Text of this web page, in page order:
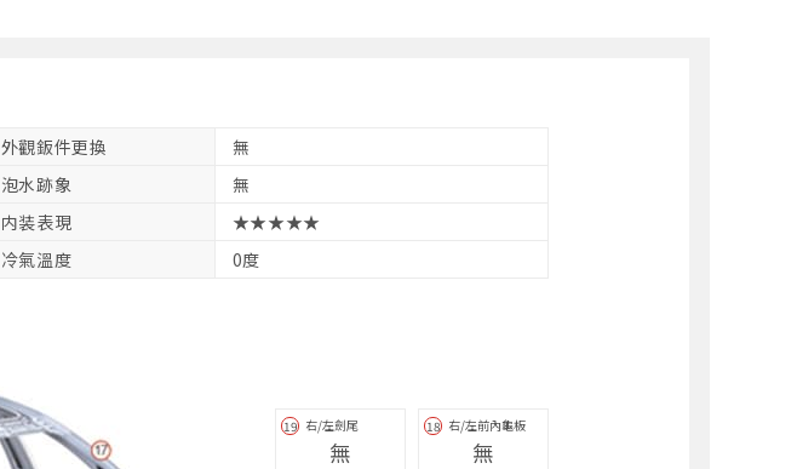
外觀鈑件更換
無
泡水跡象
無
内装表現
★★★★★
冷氣溫度 0度
18 右/左前內龜板
無
19 右/左劍尾
無